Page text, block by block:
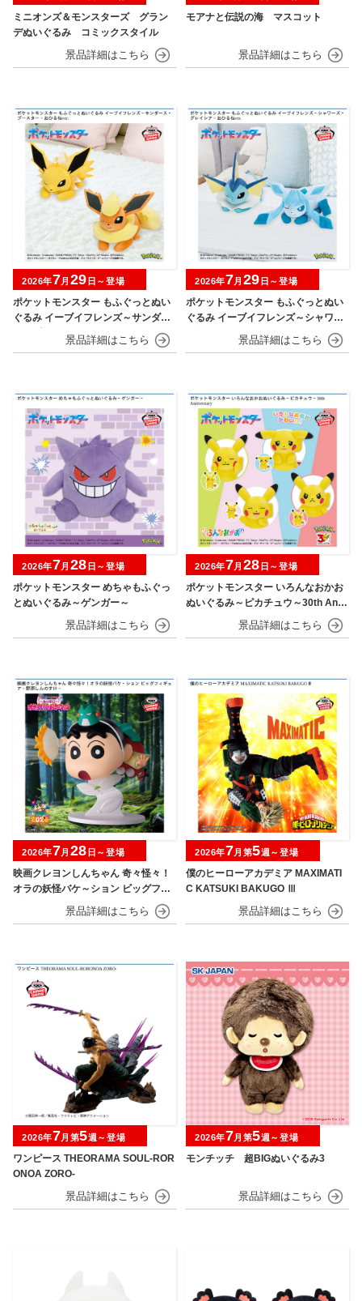
ミニオンズ＆モンスターズ グラン
デぬいぐるみ コミックスタイル
モアナと伝説の海 マスコット
ポケットモンスター もふぐっとぬい
ぐるみ イーブイフレンズ～サンダー
ス・ブースター～おひるねver.
2026年7月 29 日～登場
ポケットモンスター もふぐっとぬい
ぐるみ イーブイフレンズ～シャワー
ズ・グレイシア～おひるねver.
2026年7月 29 日～登場
ポケットモンスター めちゃもふぐっ
とぬいぐるみ～ゲンガー～
2026年7月 28 日～登場
ポケットモンスター いろんなおかお
ぬいぐるみ～ピカチュウ～30th Anni
2026年7月 28 日～登場
映画クレヨンしんちゃん 奇々怪々！
オラの妖怪バケ～ション ビッグフィ
ギュア～野原しんのすけ～
2026年7月 28 日～登場
僕のヒーローアカデミア MAXIMATI
C KATSUKI BAKUGO Ⅲ
2026年7月第5週～登場
ワンピース THEORAMA SOUL-ROR
ONOA ZORO-
2026年7月第5週～登場
モンチッチ 超BIGぬいぐるみ3
2026年7月第5週～登場